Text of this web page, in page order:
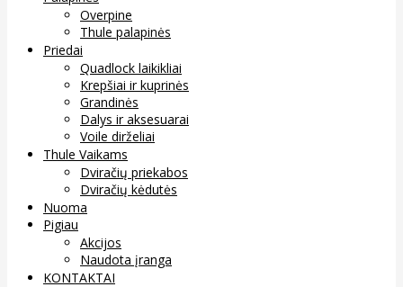
Overpine
Thule palapinės
Priedai
Quadlock laikikliai
Krepšiai ir kuprinės
Grandinės
Dalys ir aksesuarai
Voile dirželiai
Thule Vaikams
Dviračių priekabos
Dviračių kėdutės
Nuoma
Pigiau
Akcijos
Naudota įranga
KONTAKTAI